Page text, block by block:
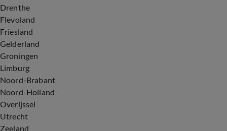
Drenthe
Flevoland
Friesland
Gelderland
Groningen
Limburg
Noord-Brabant
Noord-Holland
Overijssel
Utrecht
Zeeland